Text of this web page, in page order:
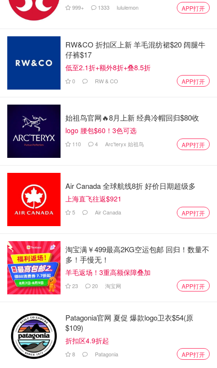
博戈奇说：“你仍然必须尊重这种病毒，它仍然很有威力，
特别是对于有严重疾病风险因素的人。但它不再像以前那样
是否仍需采取相同的预防措施？
公共卫生命令已成为过去，但博戈奇表示，
相同的策略——
例如选择在室内戴口罩——仍适用于希望降低感染风险的任
999+ 1333 lululemon APP打开
RW&CO 折扣区上新 羊毛混纺裙$20 阔腿牛
仔裤$17
低至2.1折+额外8折+叠8.5折
0 RW & CO APP打开
始祖鸟官网🔥8月上新 经典冷帽回归$80收
logo 腰包$60！3色可选
110 4 Arc'teryx 始祖鸟 APP打开
Air Canada 全球航线8折 好价日期超级多
上海直飞往返$921
5 Air Canada APP打开
淘宝满￥499最高2KG空运包邮 回归！数量不
多！手慢无！
羊毛返场！3重高额保障叠加
23 20 淘宝网 APP打开
Patagonia官网 夏促 爆款logo卫衣$54(原
$109)
折扣区4.9折起
8 Patagonia APP打开